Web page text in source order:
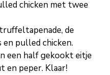
chicken met twee
de
en pulled chicken.
een half gekookt eitje
en peper. Klaar!